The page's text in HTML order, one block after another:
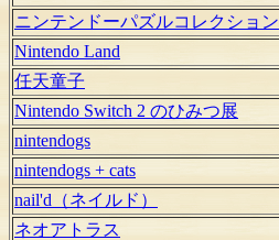
ニンテンドーパズルコレクション
Nintendo Land
任天童子
Nintendo Switch 2 のひみつ展
nintendogs
nintendogs + cats
nail'd（ネイルド）
ネオアトラス